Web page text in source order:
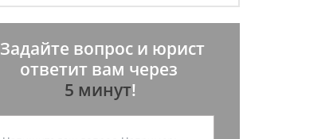
Задайте вопрос и юрист
ответит вам через
5 минут!